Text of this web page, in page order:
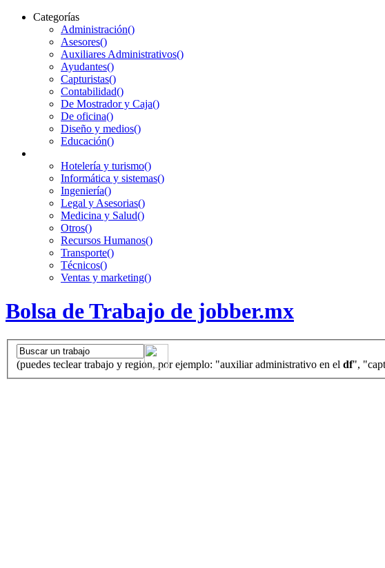
Categorías
Administración()
Asesores()
Auxiliares Administrativos()
Ayudantes()
Capturistas()
Contabilidad()
De Mostrador y Caja()
De oficina()
Diseño y medios()
Educación()
Hotelería y turismo()
Informática y sistemas()
Ingeniería()
Legal y Asesorias()
Medicina y Salud()
Otros()
Recursos Humanos()
Transporte()
Técnicos()
Ventas y marketing()
Bolsa de Trabajo de jobber.mx
(puedes teclear trabajo y region, por ejemplo: "auxiliar administrativo en el df",